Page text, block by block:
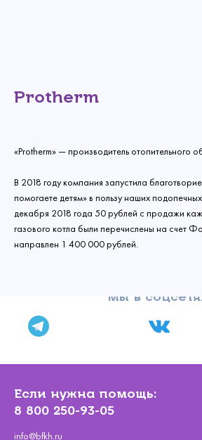
Protherm
«Protherm» — производитель отопительного
В 2018 году компания запустила
помогаете детям» в пользу наших
декабря 2018 года 50 рублей с продажи
газового котла были перечислены на счет
направлен 1 400 000 рублей.
Мы в
Если нужна помощь:
8 800 250-93-05
info@bfkh.ru
Создать
Войти
нами
Имя